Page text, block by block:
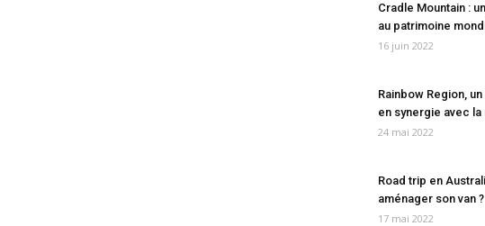
Cradle Mountain :
au patrimoine
16 juin 2022
Rainbow Region,
en synergie avec la
24 mai 2022
Road trip en
aménager son van ?
17 mai 2022